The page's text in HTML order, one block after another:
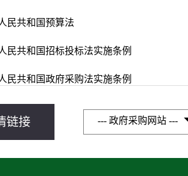
民共和国预算法
民共和国招标投标法实施条例
民共和国政府采购法实施条例
链接 --- 政府采购网站 ---